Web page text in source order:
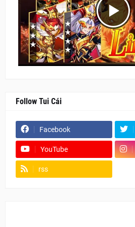
Follow Tui Cái
Facebook
YouTube
rss